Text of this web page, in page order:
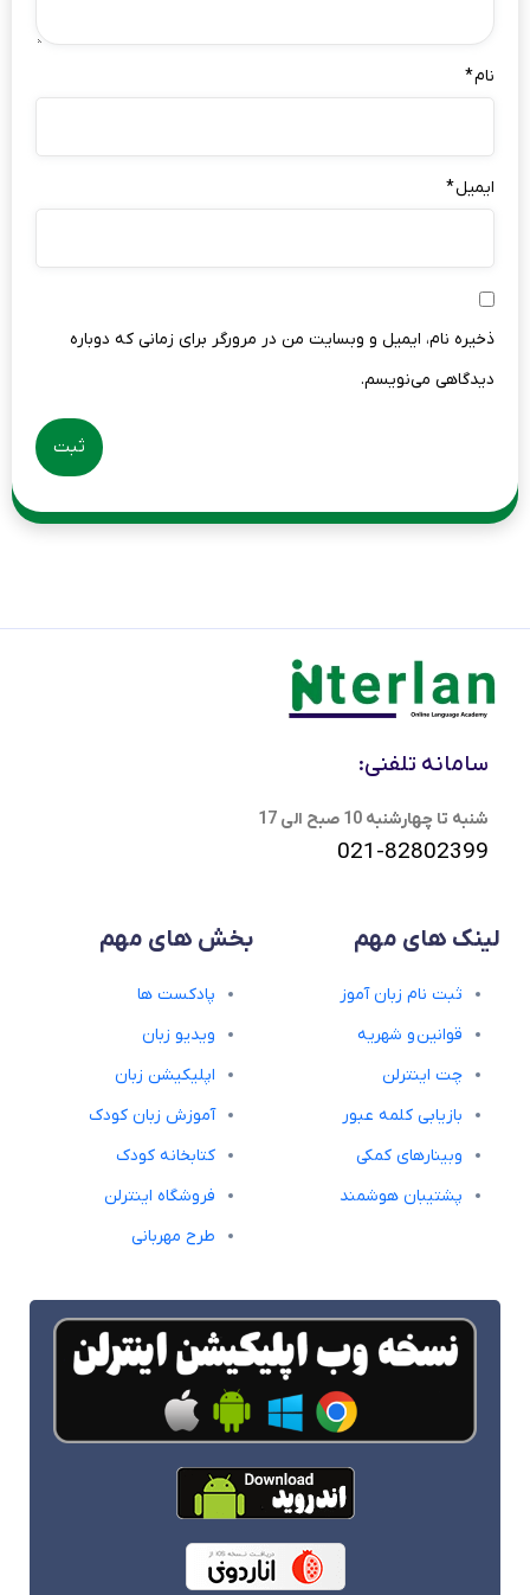
نام*
ایمیل*
ذخیره نام، ایمیل و وبسایت من در مرورگر برای زمانی که دوباره
دیدگاهی می‌نویسم.
سامانه تلفنی:
شنبه تا چهارشنبه 10 صبح الی 17
021-82802399
لینک های مهم
ثبت نام زبان آموز
قوانین و شهریه
چت اینترلن
بازیابی کلمه عبور
وبینارهای کمکی
پشتیبان هوشمند
بخش های مهم
پادکست ها
ویدیو زبان
اپلیکیشن زبان
آموزش زبان کودک
کتابخانه کودک
فروشگاه اینترلن
طرح مهربانی